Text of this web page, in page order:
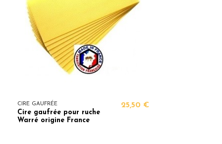
CIRE GAUFRÉE
Cire gaufrée pour ruche
Warré origine France
25,50 €